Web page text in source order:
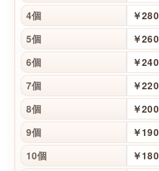
4個 ￥280
5個 ￥260
6個 ￥240
7個 ￥220
8個 ￥200
9個 ￥190
10個 ￥180